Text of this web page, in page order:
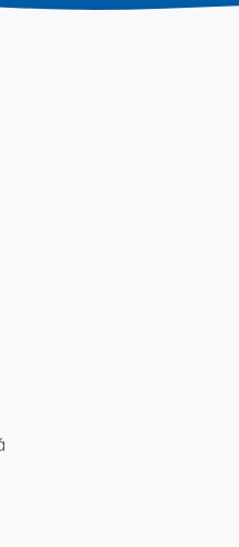
Toàn Quốc, cam kết
gian và nhận xe
- 20:00 (Tất cả các
sau nhé:
và Phát Triển Nụ Cười
5, Quận 6, TPHCM
Tân Phú, TPHCM